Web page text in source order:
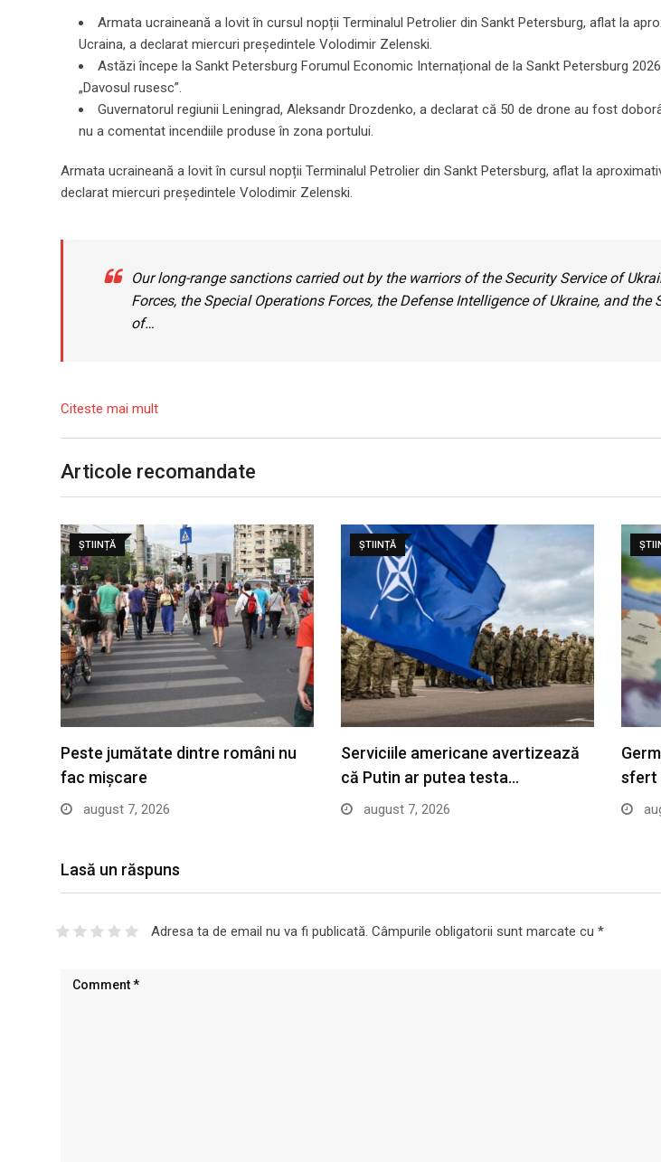
Armata ucraineană a lovit în cursul nopții Terminalul Petrolier din Sankt Petersburg, aflat la
Ucraina, a declarat miercuri președintele Volodimir Zelenski.
Astăzi începe la Sankt Petersburg Forumul Economic Internațional de la Sankt Petersburg
„Davosul rusesc”.
Guvernatorul regiunii Leningrad, Aleksandr Drozdenko, a declarat că 50 de drone au fost
nu a comentat incendiile produse în zona portului.
Armata ucraineană a lovit în cursul nopții Terminalul Petrolier din Sankt Petersburg, aflat la
declarat miercuri președintele Volodimir Zelenski.
Our long-range sanctions carried out by the warriors of the Security Service of
Forces, the Special Operations Forces, the Defense Intelligence of Ukraine, and the
of…
Citeste mai mult
Articole recomandate
ȘTIINȚĂ
Peste jumătate dintre români nu
fac mișcare
august 7, 2026
ȘTIINȚĂ
Serviciile americane avertizează
că Putin ar putea testa…
august 7, 2026
sfert
Lasă un răspuns
Adresa ta de email nu va fi publicată. Câmpurile obligatorii sunt marcate cu *